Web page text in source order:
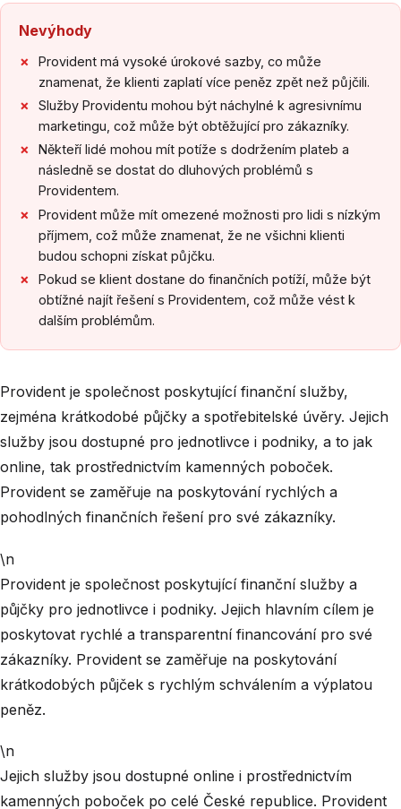
Nevýhody
Provident má vysoké úrokové sazby, co může
znamenat, že klienti zaplatí více peněz zpět než půjčili.
Služby Providentu mohou být náchylné k agresivnímu
marketingu, což může být obtěžující pro zákazníky.
Někteří lidé mohou mít potíže s dodržením plateb a
následně se dostat do dluhových problémů s
Providentem.
Provident může mít omezené možnosti pro lidi s nízkým
příjmem, což může znamenat, že ne všichni klienti
budou schopni získat půjčku.
Pokud se klient dostane do finančních potíží, může být
obtížné najít řešení s Providentem, což může vést k
dalším problémům.
Provident je společnost poskytující finanční služby,
zejména krátkodobé půjčky a spotřebitelské úvěry. Jejich
služby jsou dostupné pro jednotlivce i podniky, a to jak
online, tak prostřednictvím kamenných poboček.
Provident se zaměřuje na poskytování rychlých a
pohodlných finančních řešení pro své zákazníky.
\n
Provident je společnost poskytující finanční služby a
půjčky pro jednotlivce i podniky. Jejich hlavním cílem je
poskytovat rychlé a transparentní financování pro své
zákazníky. Provident se zaměřuje na poskytování
krátkodobých půjček s rychlým schválením a výplatou
peněz.
\n
Jejich služby jsou dostupné online i prostřednictvím
kamenných poboček po celé České republice. Provident